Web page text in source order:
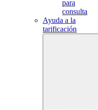
para
consulta
Ayuda a la
tarificación